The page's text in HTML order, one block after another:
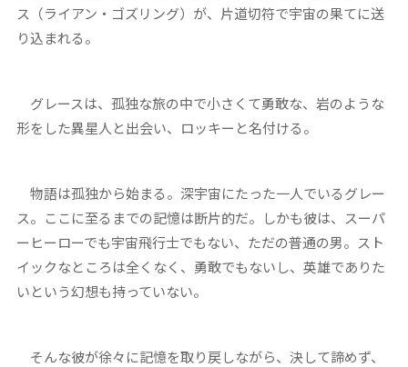
ス（ライアン・ゴズリング）が、片道切符で宇宙の果てに送
り込まれる。
グレースは、孤独な旅の中で小さくて勇敢な、岩のような
形をした異星人と出会い、ロッキーと名付ける。
物語は孤独から始まる。深宇宙にたった一人でいるグレー
ス。ここに至るまでの記憶は断片的だ。しかも彼は、スーパ
ーヒーローでも宇宙飛行士でもない、ただの普通の男。スト
イックなところは全くなく、勇敢でもないし、英雄でありた
いという幻想も持っていない。
そんな彼が徐々に記憶を取り戻しながら、決して諦めず、